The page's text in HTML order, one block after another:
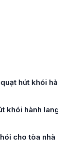
khói hành
hành lang
tòa nhà cao